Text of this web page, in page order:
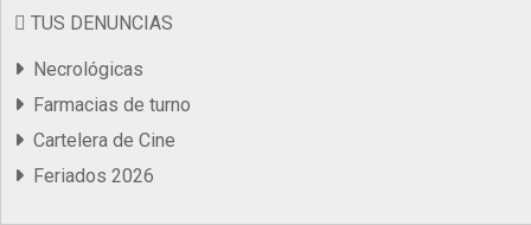
TUS DENUNCIAS
Necrológicas
Farmacias de turno
Cartelera de Cine
Feriados 2026